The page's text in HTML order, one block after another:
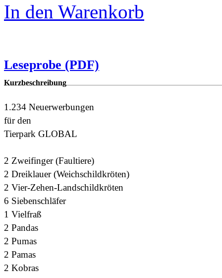
In den Warenkorb
Leseprobe (PDF)
Kurzbeschreibung
1.234 Neuerwerbungen
für den
Tierpark GLOBAL
2 Zweifinger (Faultiere)
2 Dreiklauer (Weichschildkröten)
2 Vier-Zehen-Landschildkröten
6 Siebenschläfer
1 Vielfraß
2 Pandas
2 Pumas
2 Pamas
2 Kobras